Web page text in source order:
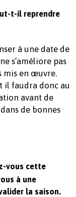
t-il reprendre
à une date de
s’améliore pas
mis en œuvre.
il faudra donc au
avant de
de bonnes
vous cette
à une
la saison.